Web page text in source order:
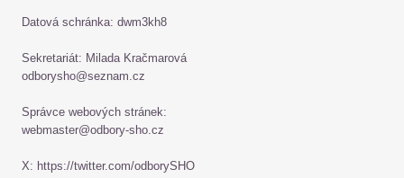
Datová schránka: dwm3kh8
Sekretariát: Milada Kračmarová
odborysho@seznam.cz
Správce webových stránek:
webmaster@odbory-sho.cz
X: https://twitter.com/odborySHO